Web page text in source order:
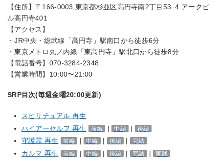
【住所】〒166-0003 東京都杉並区高円寺南2丁目53−4 アークビ
ル高円寺401
【アクセス】
・JR中央・総武線「高円寺」駅南口から徒歩6分
・東京メトロ丸ノ内線「東高円寺」駅北口から徒歩8分
【電話番号】070-3284-2348
【営業時間】10:00〜21:00
SRP目次(毎週金曜20:00更新)
スピリチュアル 再生
ハイアーセルフ 再生
前編 | 中編 | 後編
守護霊 再生 前編 | 中編 | 後編 | 完結
カルマ 再生 前編 | 中編 | 後編 | 完結 | 実践